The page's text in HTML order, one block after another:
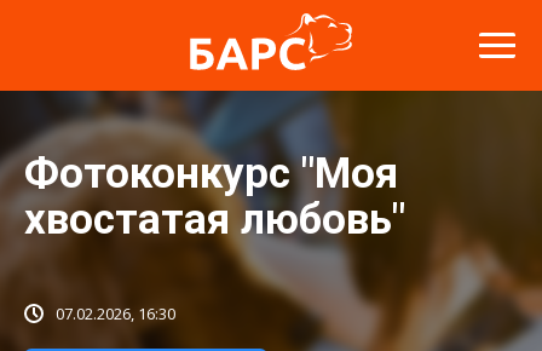
Фотоконкурс "Моя
хвостатая любовь"
07.02.2026, 16:30